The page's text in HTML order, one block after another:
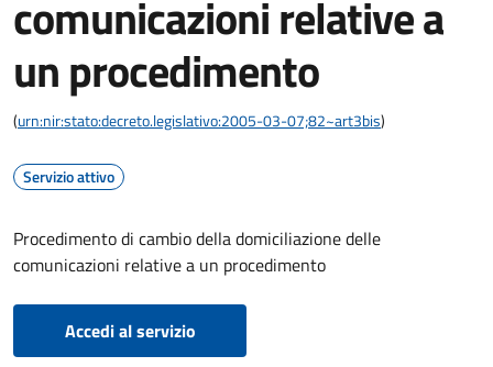
comunicazioni relative a
un procedimento
(urn:nir:stato:decreto.legislativo:2005-03-07;82~art3bis)
Servizio attivo
Procedimento di cambio della domiciliazione delle
comunicazioni relative a un procedimento
Accedi al servizio